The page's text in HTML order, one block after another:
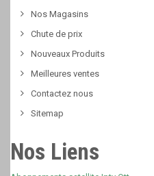
Nos Magasins
Chute de prix
Nouveaux Produits
Meilleures ventes
Contactez nous
Sitemap
Nos Liens